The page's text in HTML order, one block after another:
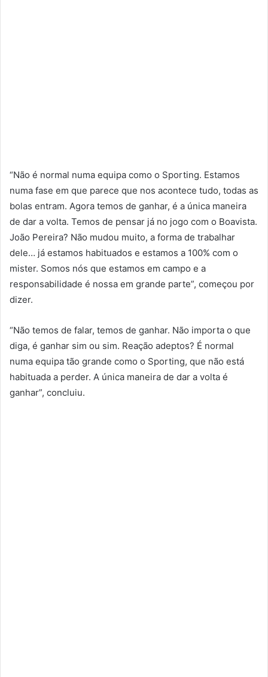
“Não é normal numa equipa como o Sporting. Estamos
numa fase em que parece que nos acontece tudo, todas as
bolas entram. Agora temos de ganhar, é a única maneira
de dar a volta. Temos de pensar já no jogo com o Boavista.
João Pereira? Não mudou muito, a forma de trabalhar
dele… já estamos habituados e estamos a 100% com o
mister. Somos nós que estamos em campo e a
responsabilidade é nossa em grande parte”, começou por
dizer.
“Não temos de falar, temos de ganhar. Não importa o que
diga, é ganhar sim ou sim. Reação adeptos? É normal
numa equipa tão grande como o Sporting, que não está
habituada a perder. A única maneira de dar a volta é
ganhar”, concluiu.